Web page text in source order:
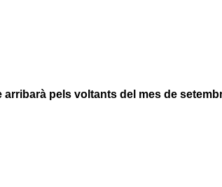
pels voltants del mes de